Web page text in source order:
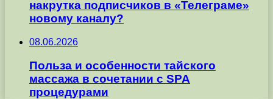
накрутка подписчиков в «Телеграме»
новому каналу?
08.06.2026
Польза и особенности тайского
массажа в сочетании с SPA
процедурами